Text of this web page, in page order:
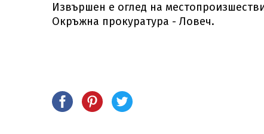
Извършен е оглед на
Окръжна прокуратура - Ловеч.